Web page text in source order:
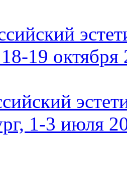
19 октября
1-3 июля